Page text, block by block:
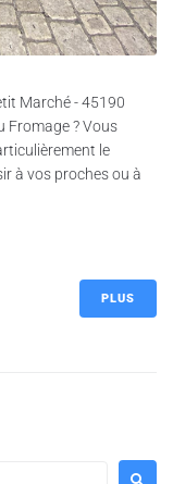
Marché - 45190
Fromage ? Vous
le
à vos proches ou à
PLUS